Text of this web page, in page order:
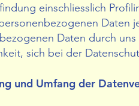
einschliesslich
Daten
Daten durch
sich bei der
und Umfang der